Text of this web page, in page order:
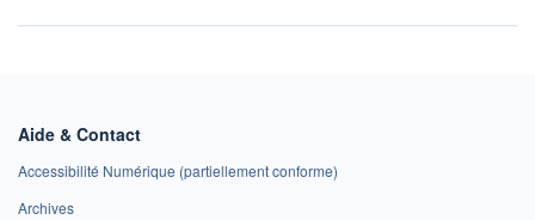
Aide & Contact
Accessibilité Numérique (partiellement conforme)
Archives